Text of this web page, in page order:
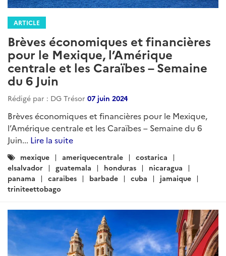
ARTICLE
Brèves économiques pour le
Mexique, l'Amérique centrale et les
Caraïbes - Semaine du 23 janvier
2025
Brèves économiques pour le Mexique, l'Amérique
centrale et les Caraïbes - Semaine du 23 janvier 2025...
Lire la suite
:
Croissance
Trump
sheinbaum
Republique_Dominicaine
Haiti Jamaique
Cuba
Barbade
Panama antigua-et-barbuda
Nicaragua
Honduras
Guatemala